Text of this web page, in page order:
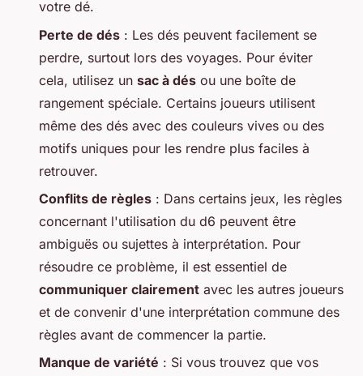
votre dé.
Perte de dés : Les dés peuvent facilement se
perdre, surtout lors des voyages. Pour éviter
cela, utilisez un sac à dés ou une boîte de
rangement spéciale. Certains joueurs utilisent
même des dés avec des couleurs vives ou des
motifs uniques pour les rendre plus faciles à
retrouver.
Conflits de règles : Dans certains jeux, les règles
concernant l'utilisation du d6 peuvent être
ambiguës ou sujettes à interprétation. Pour
résoudre ce problème, il est essentiel de
communiquer clairement avec les autres joueurs
et de convenir d'une interprétation commune des
règles avant de commencer la partie.
Manque de variété : Si vous trouvez que vos